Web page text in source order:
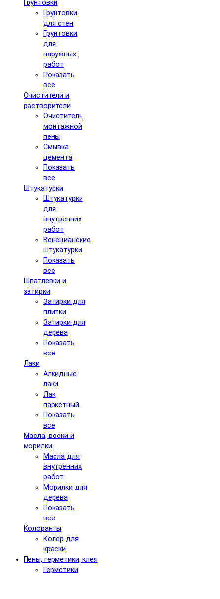
Грунтовки
Грунтовки
для стен
Грунтовки
для
наружных
работ
Показать
все
Очистители и
растворители
Очиститель
монтажной
пены
Смывка
цемента
Показать
все
Штукатурки
Штукатурки
для
внутренних
работ
Венецианские
штукатурки
Показать
все
Шпатлевки и
затирки
Затирки для
плитки
Затирки для
дерева
Показать
все
Лаки
Алкидные
лаки
Лак
паркетный
Показать
все
Масла, воски и
морилки
Масла для
внутренних
работ
Морилки для
дерева
Показать
все
Колоранты
Колер для
краски
Пены, герметики, клея
Герметики